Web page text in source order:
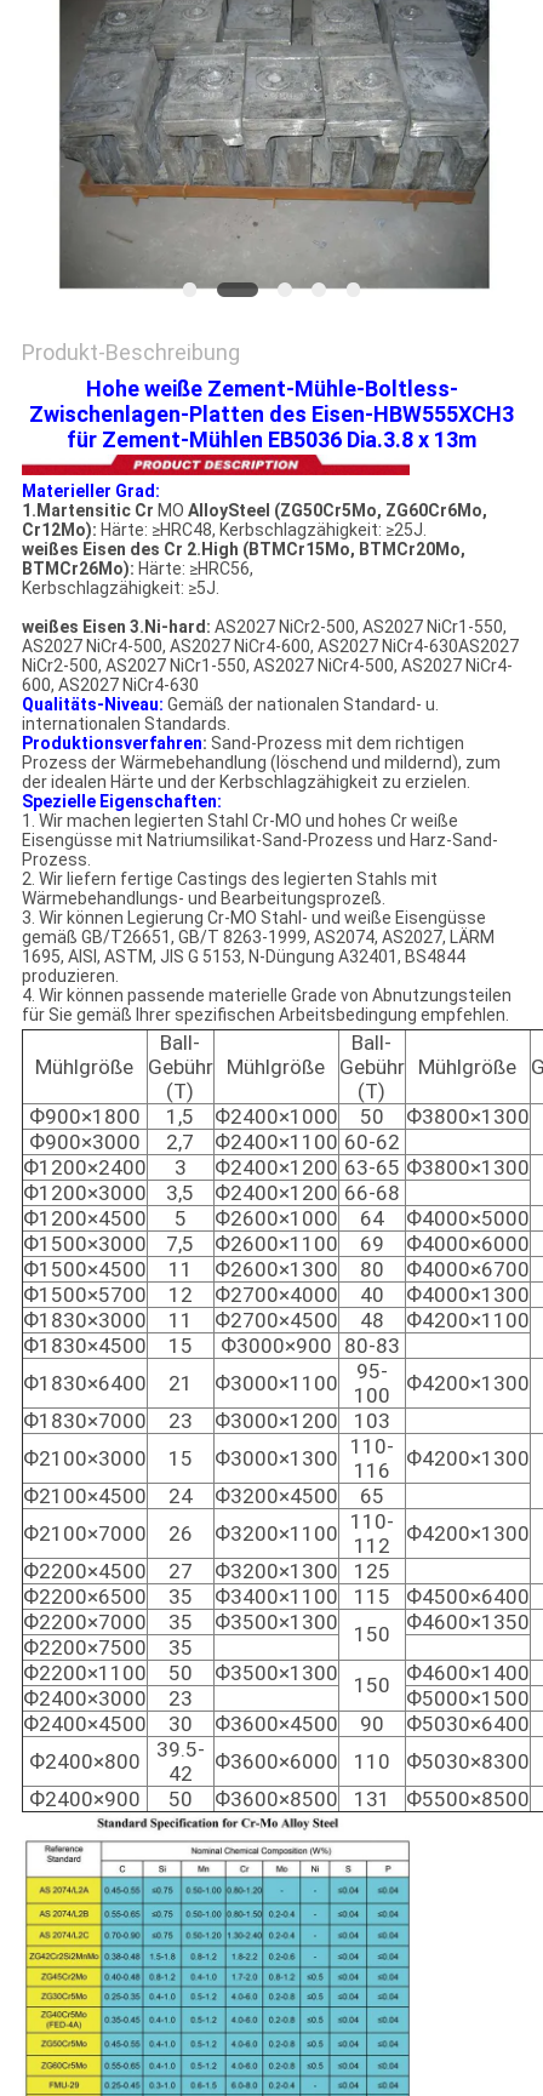
SITEMAP
DATENSCHUTZRICHTLINIE
Produkt-Beschreibung
Hohe weiße Zement-Mühle-Boltless-
Zwischenlagen-Platten des Eisen-HBW555XCH3
für Zement-Mühlen EB5036 Dia.3.8 x 13m
Materieller Grad:
1.Martensitic Cr MO AlloySteel (ZG50Cr5Mo, ZG60Cr6Mo,
Cr12Mo): Härte: ≥HRC48, Kerbschlagzähigkeit: ≥25J.
weißes Eisen des Cr 2.High (BTMCr15Mo, BTMCr20Mo,
BTMCr26Mo): Härte: ≥HRC56,
Kerbschlagzähigkeit: ≥5J.
weißes Eisen 3.Ni-hard: AS2027 NiCr2-500, AS2027 NiCr1-550,
AS2027 NiCr4-500, AS2027 NiCr4-600, AS2027 NiCr4-630AS2027
NiCr2-500, AS2027 NiCr1-550, AS2027 NiCr4-500, AS2027 NiCr4-
600, AS2027 NiCr4-630
Qualitäts-Niveau: Gemäß der nationalen Standard- u.
internationalen Standards.
Produktionsverfahren: Sand-Prozess mit dem richtigen
Prozess der Wärmebehandlung (löschend und mildernd), zum
der idealen Härte und der Kerbschlagzähigkeit zu erzielen.
Spezielle Eigenschaften:
1. Wir machen legierten Stahl Cr-MO und hohes Cr weiße
Eisengüsse mit Natriumsilikat-Sand-Prozess und Harz-Sand-
Prozess.
2. Wir liefern fertige Castings des legierten Stahls mit
Wärmebehandlungs- und Bearbeitungsprozeß.
3. Wir können Legierung Cr-MO Stahl- und weiße Eisengüsse
gemäß GB/T26651, GB/T 8263-1999, AS2074, AS2027, LÄRM
1695, AISI, ASTM, JIS G 5153, N-Düngung A32401, BS4844
produzieren.
4. Wir können passende materielle Grade von Abnutzungsteilen
für Sie gemäß Ihrer spezifischen Arbeitsbedingung empfehlen.
Mühlgröße
Ball-
Gebühr
(T)
Mühlgröße
Ball-
Gebühr
(T)
Mühlgröße
Ф900×1800 1,5 Ф2400×1000 50
Ф3800×1300
Ф900×3000
2,7 Ф2400×1100 60-62
Ф1200×2400
3 Ф2400×1200 63-65 Ф3800×1300
Ф1200×3000
3,5 Ф2400×1200 66-68
Ф1200×4500
5 Ф2600×1000 64
Ф4000×5000
Ф1500×3000
7,5 Ф2600×1100 69
Ф4000×6000
Ф1500×4500
11 Ф2600×1300 80
Ф4000×6700
Ф1500×5700
12 Ф2700×4000 40
Ф4000×1300
Ф1830×3000
11 Ф2700×4500 48
Ф4200×1100
Ф1830×4500
15 Ф3000×900 80-83
Ф1830×6400
21 Ф3000×1100
95-
100
Ф4200×1300
Ф1830×7000
23 Ф3000×1200
103
Ф2100×3000
15 Ф3000×1300 110-
116
Ф4200×1300
Ф2100×4500
24 Ф3200×4500
65
Ф2100×7000
26 Ф3200×1100 110-
112
Ф4200×1300
Ф2200×4500
27 Ф3200×1300
125
Ф2200×6500
35 Ф3400×1100 115
Ф4500×6400
Ф2200×7000
35 Ф3500×1300 150
Ф4600×1350
Ф2200×7500
35
Ф2200×1100
50 Ф3500×1300 150
Ф4600×1400
Ф2400×3000
23
Ф5000×1500
Ф2400×4500
30 Ф3600×4500 90
Ф5030×6400
Ф2400×800
39.5-
42
Ф3600×6000 110
Ф5030×8300
Ф2400×900
50 Ф3600×8500 131 Ф5500×8500